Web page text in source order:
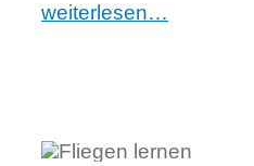
weiterlesen…